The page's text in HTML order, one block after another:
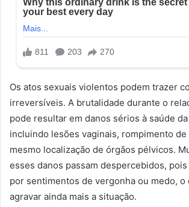
Os atos sexuais violentos podem trazer
irreversíveis. A brutalidade durante o
pode resultar em danos sérios à saúde
incluindo lesões vaginais, rompimento de
mesmo localização de órgãos pélvicos.
esses danos passam despercebidos,
por sentimentos de vergonha ou medo, o
agravar ainda mais a situação.